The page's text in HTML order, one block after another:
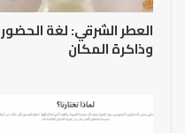
العطر الشرقي: لغة الحضور
وذاكرة المكان